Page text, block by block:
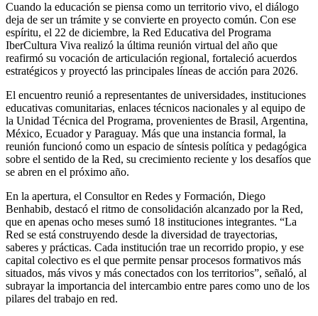
Cuando la educación se piensa como un territorio vivo, el diálogo
deja de ser un trámite y se convierte en proyecto común. Con ese
espíritu, el 22 de diciembre, la Red Educativa del Programa
IberCultura Viva realizó la última reunión virtual del año que
reafirmó su vocación de articulación regional, fortaleció acuerdos
estratégicos y proyectó las principales líneas de acción para 2026.
El encuentro reunió a representantes de universidades, instituciones
educativas comunitarias, enlaces técnicos nacionales y al equipo de
la Unidad Técnica del Programa, provenientes de Brasil, Argentina,
México, Ecuador y Paraguay. Más que una instancia formal, la
reunión funcionó como un espacio de síntesis política y pedagógica
sobre el sentido de la Red, su crecimiento reciente y los desafíos que
se abren en el próximo año.
En la apertura, el Consultor en Redes y Formación, Diego
Benhabib, destacó el ritmo de consolidación alcanzado por la Red,
que en apenas ocho meses sumó 18 instituciones integrantes. “La
Red se está construyendo desde la diversidad de trayectorias,
saberes y prácticas. Cada institución trae un recorrido propio, y ese
capital colectivo es el que permite pensar procesos formativos más
situados, más vivos y más conectados con los territorios”, señaló, al
subrayar la importancia del intercambio entre pares como uno de los
pilares del trabajo en red.